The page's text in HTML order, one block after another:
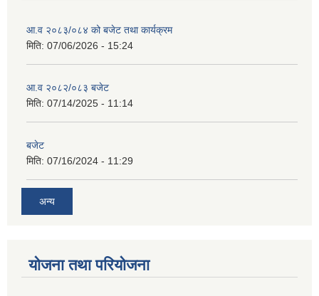
आ.व २०८३/०८४ को बजेट तथा कार्यक्रम
मिति: 07/06/2026 - 15:24
आ.व २०८२/०८३ बजेट
मिति: 07/14/2025 - 11:14
बजेट
मिति: 07/16/2024 - 11:29
अन्य
योजना तथा परियोजना